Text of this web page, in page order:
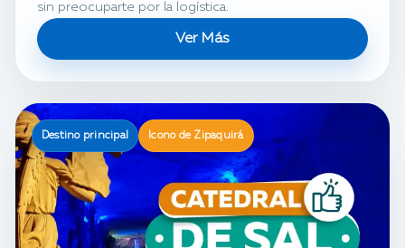
sin preocuparte por la logística.
Ver Más
Destino principal Icono de Zipaquirá